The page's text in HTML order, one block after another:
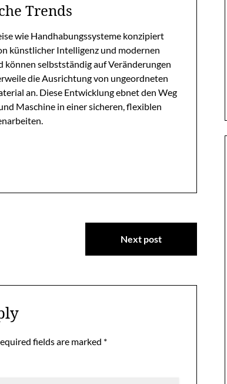
Trends
wie Handhabungssysteme konzipiert
künstlicher Intelligenz und modernen
können selbstständig auf Veränderungen
die Ausrichtung von ungeordneten
an. Diese Entwicklung ebnet den Weg
Maschine in einer sicheren, flexiblen
Next post
fields are marked *